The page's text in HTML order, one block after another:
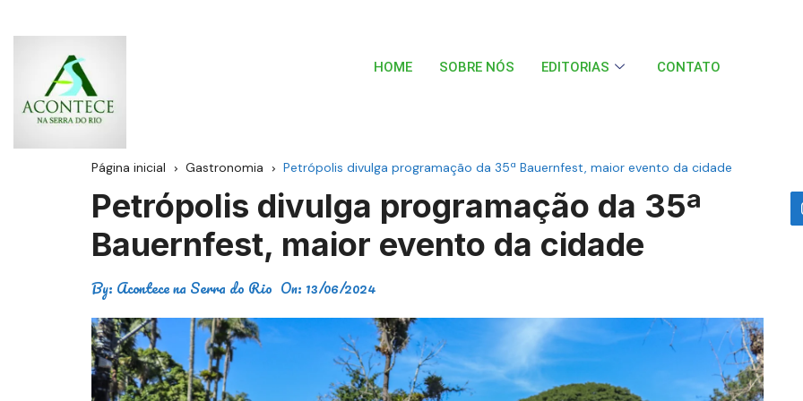
HOME SOBRE NÓS EDITORIAS CONTATO
Página inicial Gastronomia Petrópolis divulga programação da 35ª Bauernfest, maior evento da cidade
Petrópolis divulga programação da 35ª
Bauernfest, maior evento da cidade
By: Acontece na Serra do Rio On: 13/06/2024